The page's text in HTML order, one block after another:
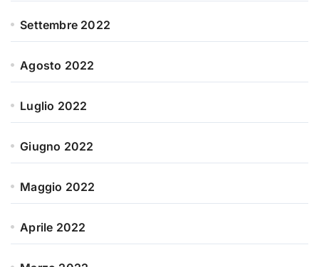
Settembre 2022
Agosto 2022
Luglio 2022
Giugno 2022
Maggio 2022
Aprile 2022